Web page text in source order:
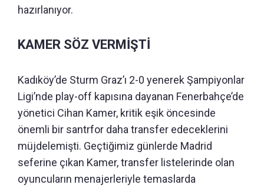
hazırlanıyor.
KAMER SÖZ VERMİŞTİ
Kadıköy’de Sturm Graz’ı 2-0 yenerek Şampiyonlar
Ligi’nde play-off kapısına dayanan Fenerbahçe’de
yönetici Cihan Kamer, kritik eşik öncesinde
önemli bir santrfor daha transfer edeceklerini
müjdelemişti. Geçtiğimiz günlerde Madrid
seferine çıkan Kamer, transfer listelerinde olan
oyuncuların menajerleriyle temaslarda